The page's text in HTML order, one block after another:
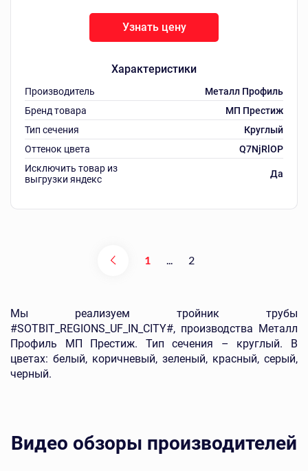
Характеристики
Производитель
Металл Профиль
Бренд товара
МП Престиж
Тип сечения
Круглый
Оттенок цвета
Q7NjRlOP
Исключить товар из
выгрузки яндекс
Да
Узнать цену
1 ... 2
Мы реализуем тройник трубы
#SOTBIT_REGIONS_UF_IN_CITY#, производства Металл
Профиль МП Престиж. Тип сечения – круглый. В
цветах: белый, коричневый, зеленый, красный, серый,
черный.
Видео обзоры производителей